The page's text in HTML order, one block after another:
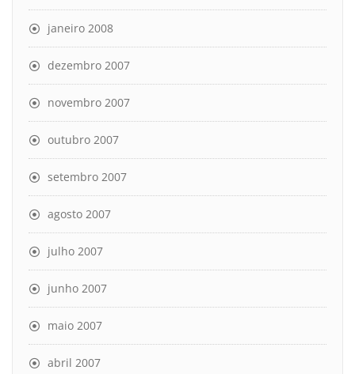
janeiro 2008
dezembro 2007
novembro 2007
outubro 2007
setembro 2007
agosto 2007
julho 2007
junho 2007
maio 2007
abril 2007